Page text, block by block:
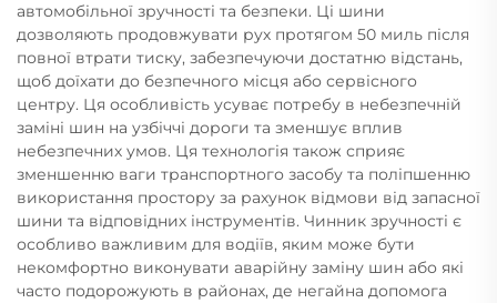
автомобільної зручності та безпеки. Ці шини
дозволяють продовжувати рух протягом 50 миль після
повної втрати тиску, забезпечуючи достатню відстань,
щоб доїхати до безпечного місця або сервісного
центру. Ця особливість усуває потребу в небезпечній
заміні шин на узбіччі дороги та зменшує вплив
небезпечних умов. Ця технологія також сприяє
зменшенню ваги транспортного засобу та поліпшенню
використання простору за рахунок відмови від запасної
шини та відповідних інструментів. Чинник зручності є
особливо важливим для водіїв, яким може бути
некомфортно виконувати аварійну заміну шин або які
часто подорожують в районах, де негайна допомога